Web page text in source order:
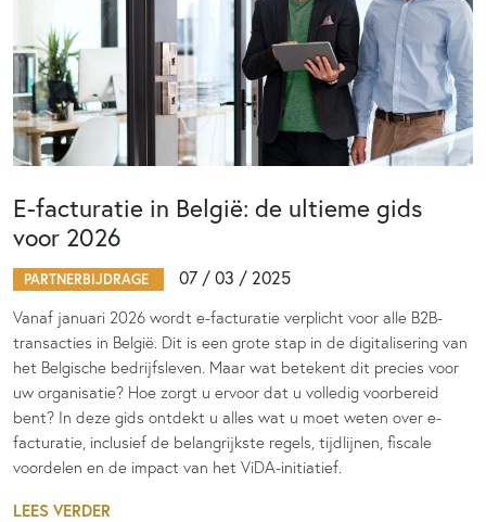
E-facturatie in België: de ultieme gids
voor 2026
PARTNERBIJDRAGE 07 / 03 / 2025
Vanaf januari 2026 wordt e-facturatie verplicht voor alle B2B-
transacties in België. Dit is een grote stap in de digitalisering van
het Belgische bedrijfsleven. Maar wat betekent dit precies voor
uw organisatie? Hoe zorgt u ervoor dat u volledig voorbereid
bent? In deze gids ontdekt u alles wat u moet weten over e-
facturatie, inclusief de belangrijkste regels, tijdlijnen, fiscale
voordelen en de impact van het ViDA-initiatief.
LEES VERDER